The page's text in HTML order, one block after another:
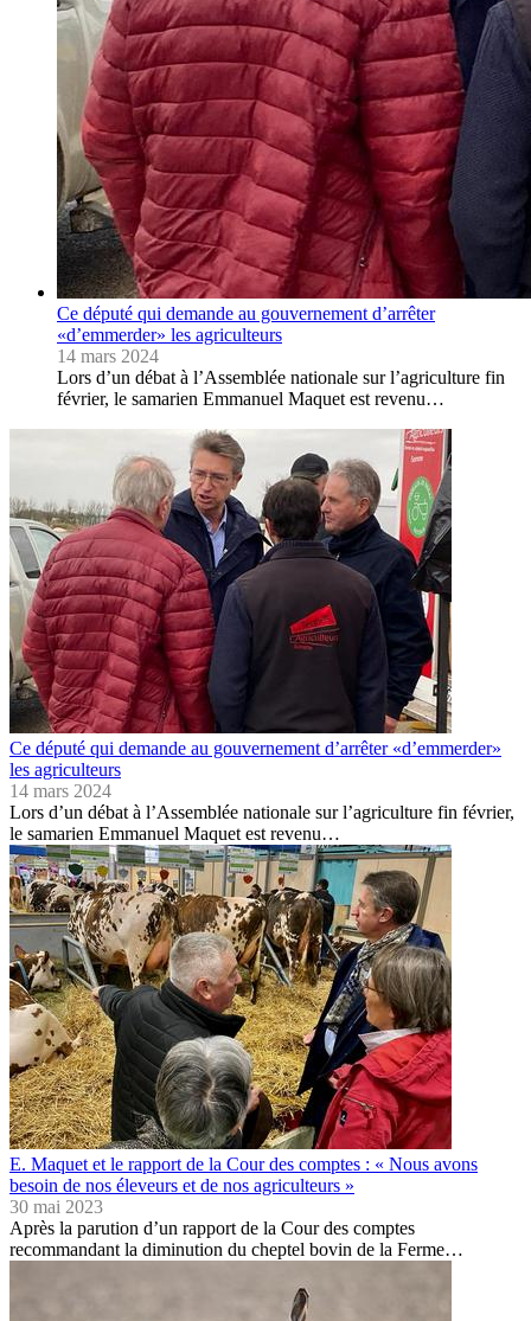
Ce député qui demande au gouvernement d’arrêter
«d’emmerder» les agriculteurs
14 mars 2024
Lors d’un débat à l’Assemblée nationale sur l’agriculture fin
février, le samarien Emmanuel Maquet est revenu…
Ce député qui demande au gouvernement d’arrêter «d’emmerder»
les agriculteurs
14 mars 2024
Lors d’un débat à l’Assemblée nationale sur l’agriculture fin février,
le samarien Emmanuel Maquet est revenu…
E. Maquet et le rapport de la Cour des comptes : « Nous avons
besoin de nos éleveurs et de nos agriculteurs »
30 mai 2023
Après la parution d’un rapport de la Cour des comptes
recommandant la diminution du cheptel bovin de la Ferme…